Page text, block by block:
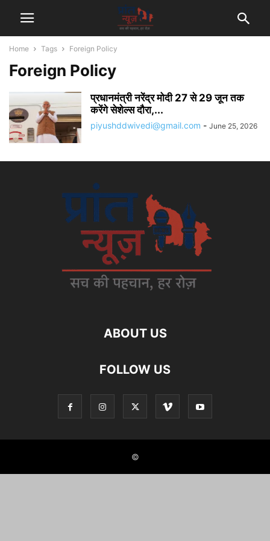
Home Tags Foreign Policy
Foreign Policy
प्रधानमंत्री नरेंद्र मोदी 27 से 29 जून तक
करेंगे सेशेल्स दौरा,...
piyushddwivedi@gmail.com - June 25, 2026
ABOUT US
FOLLOW US
©